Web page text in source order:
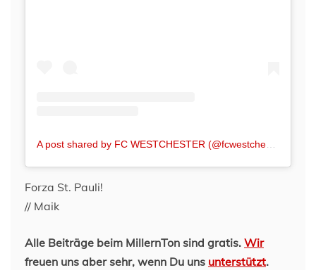
Forza St. Pauli!
// Maik
Alle Beiträge beim MillernTon sind gratis. Wir
freuen uns aber sehr, wenn Du uns unterstützt.